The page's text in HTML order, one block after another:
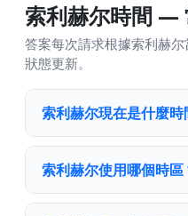
索利赫尔時間 —
答案每次請求根據索利赫
狀態更新。
索利赫尔現在是什麼時
索利赫尔使用哪個時區